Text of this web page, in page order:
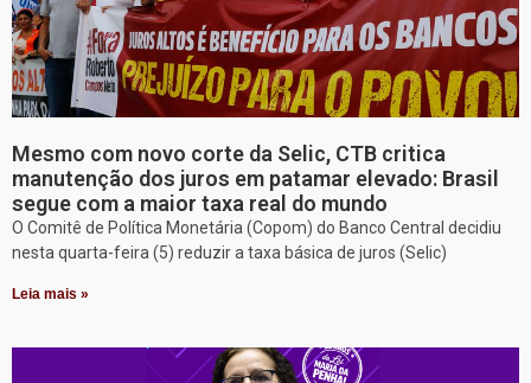
Mesmo com novo corte da Selic, CTB critica
manutenção dos juros em patamar elevado: Brasil
segue com a maior taxa real do mundo
O Comitê de Política Monetária (Copom) do Banco Central decidiu
nesta quarta-feira (5) reduzir a taxa básica de juros (Selic)
Leia mais »